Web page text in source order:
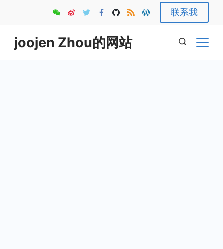
content
联系我
joojen Zhou的网站